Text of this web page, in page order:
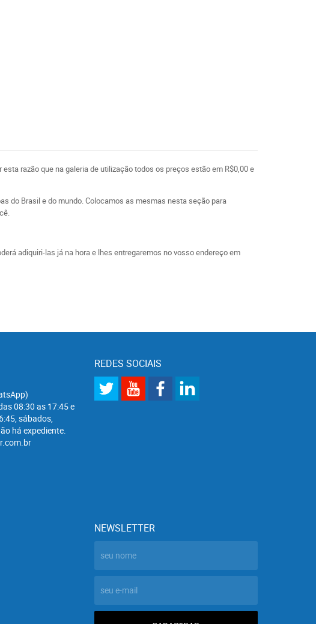
esta razão que na galeria de utilização todos os preços estão em R$0,00 e
do Brasil e do mundo. Colocamos as mesmas nesta seção para
adiquiri-las já na hora e lhes entregaremos no vosso endereço em
08:30 as 17:45 e
sábados,
há expediente.
REDES SOCIAIS
NEWSLETTER